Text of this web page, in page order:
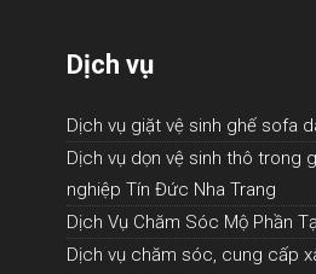
Dịch vụ
Dịch vụ giặt vệ sinh ghế sofa
Dịch vụ dọn vệ sinh thô trong
nghiệp Tín Đức Nha Trang
Dịch Vụ Chăm Sóc Mộ Phần
Dịch vụ chăm sóc, cung cấp